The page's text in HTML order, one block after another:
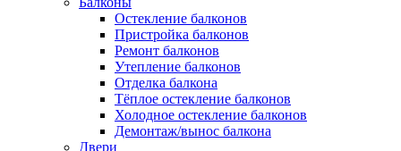
Остекление балконов
Пристройка балконов
Ремонт балконов
Утепление балконов
Отделка балкона
Тёплое остекление балконов
Холодное остекление балконов
Демонтаж/вынос балкона
Двери